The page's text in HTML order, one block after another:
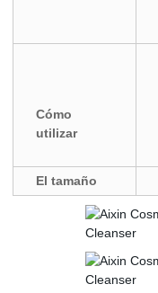
Cómo
utilizar
El tamaño